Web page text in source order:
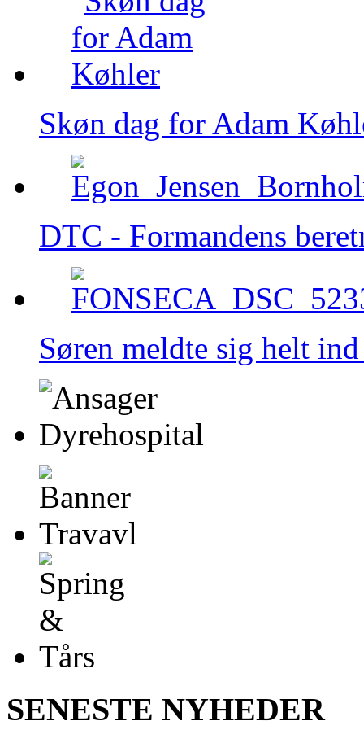
Skøn dag for Adam
DTC - Formandens
Søren meldte sig helt
SENESTE NYHEDER